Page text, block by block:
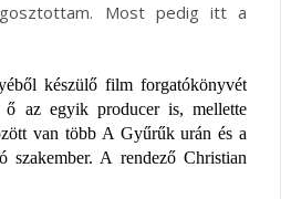
Most pedig itt a
készülő film forgatókönyvét
ő az egyik producer is, mellette
van több A Gyűrűk urán és a
szakember. A rendező Christian